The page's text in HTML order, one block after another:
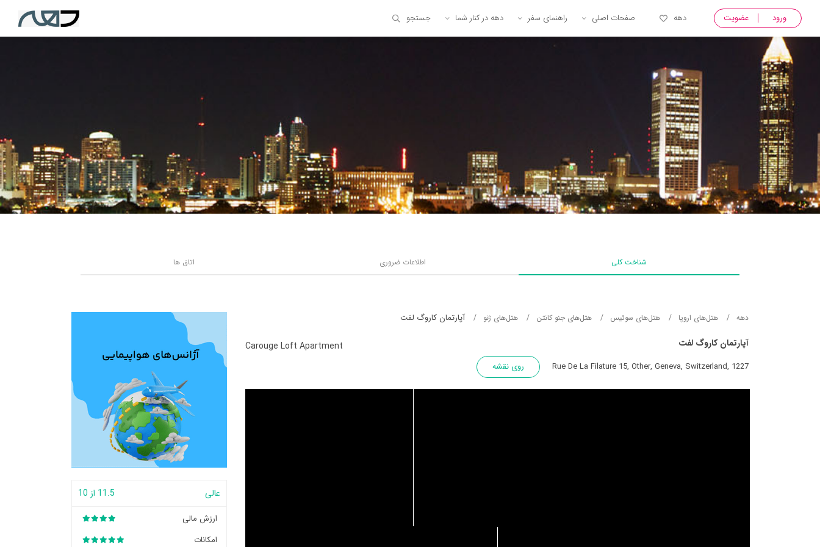
ورود عضویت دهه صفحات اصلی راهنمای سفر دهه در کنار شما جستجو
شناخت کلی اطلاعات ضروری اتاق ها
دهه هتل‌های اروپا هتل‌های سوئیس هتل‌های جنو کانتن هتل‌های ژنو آپارتمان کاروگ لفت
آپارتمان کاروگ لفت Carouge Loft Apartment
Rue De La Filature 15, Other, Geneva, Switzerland, 1227 روی نقشه
عالی 11.5 از 10
ارزش مالی
امکانات